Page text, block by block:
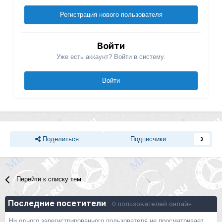
Регистрация нового пользователя
Войти
Уже есть аккаунт? Войти в систему.
Войти
Поделиться Подписчики 3
Перейти к списку тем
Последние посетители 0 пользователей онлайн